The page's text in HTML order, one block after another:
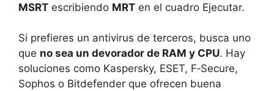
MSRT escribiendo MRT en el cuadro Ejecutar.
Si prefieres un antivirus de terceros, busca uno
que no sea un devorador de RAM y CPU. Hay
soluciones como Kaspersky, ESET, F‑Secure,
Sophos o Bitdefender que ofrecen buena